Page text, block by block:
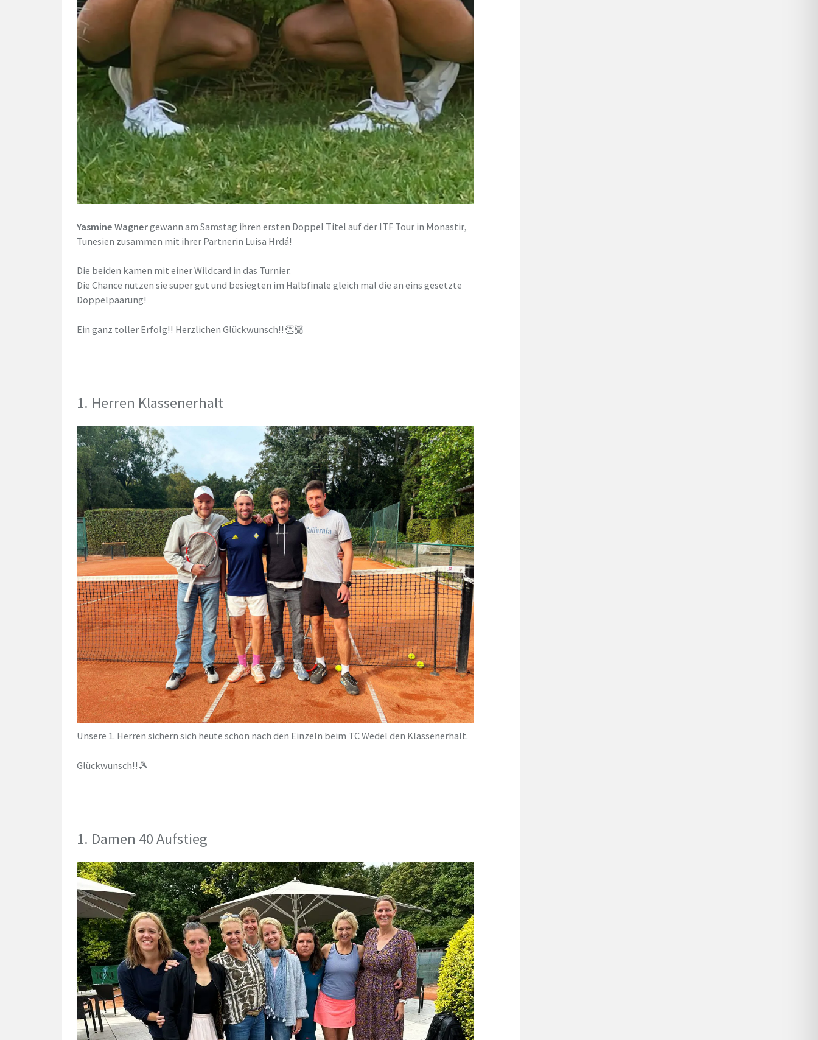
Yasmine Wagnergewann am Samstag ihren ersten Doppel Titel auf der ITF Tour in Monastir,
Tunesien zusammen mit ihrer Partnerin Luisa Hrdá!
Die beiden kamen mit einer Wildcard in das Turnier.
Die Chance nutzen sie super gut und besiegten im Halbfinale gleich mal die an eins gesetzte
Doppelpaarung!
Ein ganz toller Erfolg!! Herzlichen Glückwunsch!!👏🏼
1. Herren Klassenerhalt
Unsere 1. Herren sichern sich heute schon nach den Einzeln beim TC Wedel den Klassenerhalt.
Glückwunsch!!🎾
1. Damen 40 Aufstieg